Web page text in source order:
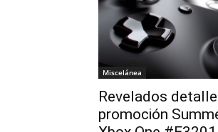
Miscelánea
Revelados
promoción